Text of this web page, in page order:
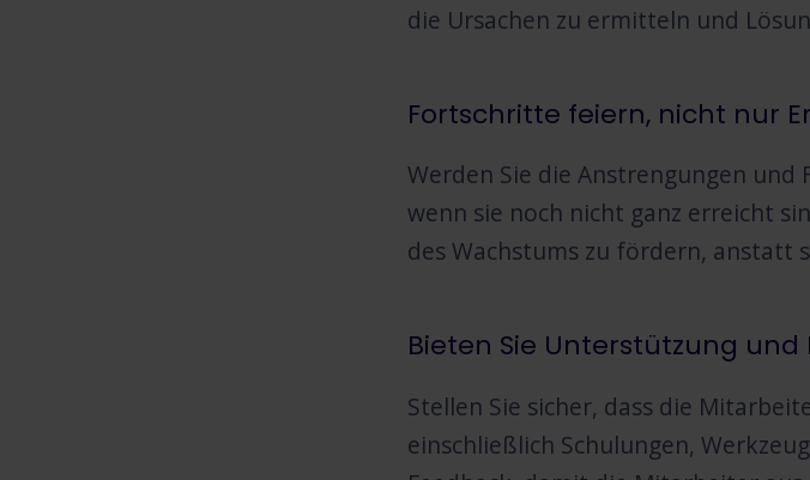
die Ursachen zu ermitteln und
Fortschritte feiern, nicht nur
Werden Sie die Anstrengungen
wenn sie noch nicht ganz erreicht
des Wachstums zu fördern, anstatt
Bieten Sie Unterstützung und
Stellen Sie sicher, dass die
einschließlich Schulungen,